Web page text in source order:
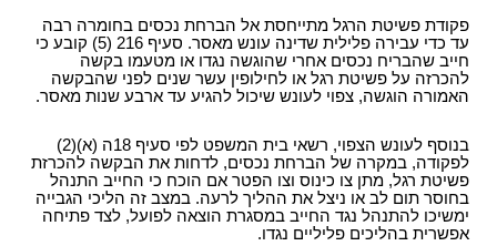
פקודת פשיטת הרגל מתייחסת אל הברחת נכסים בחומרה רבה
עד כדי עבירה פלילית שדינה עונש מאסר. סעיף 216 (5) קובע כי
חייב שהבריח נכסים אחרי שהוגשה נגדו או מטעמו בקשה
להכרזה על פשיטת רגל או לחילופין עשר שנים לפני שהבקשה
האמורה הוגשה, צפוי לעונש שיכול להגיע עד ארבע שנות מאסר.
בנוסף לעונש הצפוי, רשאי בית המשפט לפי סעיף 18ה (א)(2)
לפקודה, במקרה של הברחת נכסים, לדחות את הבקשה להכרזת
פשיטת רגל, מתן צו כינוס וצו הפטר אם הוכח כי החייב התנהל
בחוסר תום לב או ניצל את ההליך לרעה. במצב זה הליכי הגבייה
ימשיכו להתנהל נגד החייב במסגרת הוצאה לפועל, לצד פתיחה
אפשרית בהליכים פליליים נגדו.